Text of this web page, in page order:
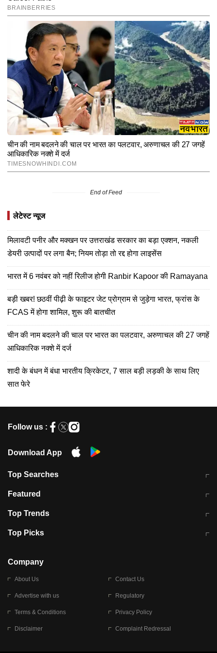
End of Feed
लेटेस्ट न्यूज
मिलावटी पनीर और मक्खन पर उत्तराखंड सरकार का बड़ा एक्शन, नकली
डेयरी उत्पादों पर लगा बैन; नियम तोड़ा तो रद्द होगा लाइसेंस
भारत में 6 नवंबर को नहीं रिलीज होगी Ranbir Kapoor की Ramayana
बड़ी खबर! छठवीं पीढ़ी के फाइटर जेट प्रोग्राम से जुड़ेगा भारत, फ्रांस के
FCAS में होगा शामिल, शुरू की बातचीत
चीन की नाम बदलने की चाल पर भारत का पलटवार, अरुणाचल की 27 जगहें
आधिकारिक नक्शे में दर्ज
शादी के बंधन में बंधा भारतीय क्रिकेटर, 7 साल बड़ी लड़की के साथ लिए
सात फेरे
Follow us :
Download App
Top Searches
मुंबई में लगे 'जेन जी' के पोस्टर, लिखा- 'मैं
Featured
10 अगस्त को विधानसभा का घेराव करेंगे
Top Trends
RBI का नया नियम: अब बैंकों को अपनी सभी
Top Picks
बारिश की चेतावनी
Company
About Us Contact Us
Advertise with us Regulatory
Terms & Conditions Privacy Policy
Disclaimer Complaint Redressal